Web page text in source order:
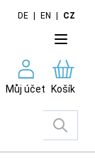
DE EN CZ
Můj účet Košík